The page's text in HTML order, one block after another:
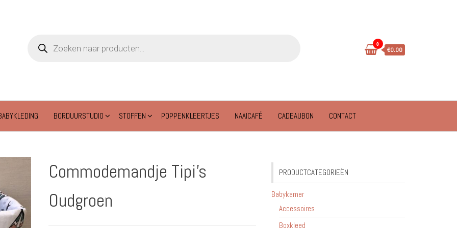
zoeken 0
€0.00
BORDUURSTUDIO STOFFEN POPPENKLEERTJES NAAICAFÉ CADEAUBON CONTACT
Commodemandje Tipi’s
Oudgroen
PRODUCTCATEGORIEËN
Babykamer
Accessoires
Boxkleed